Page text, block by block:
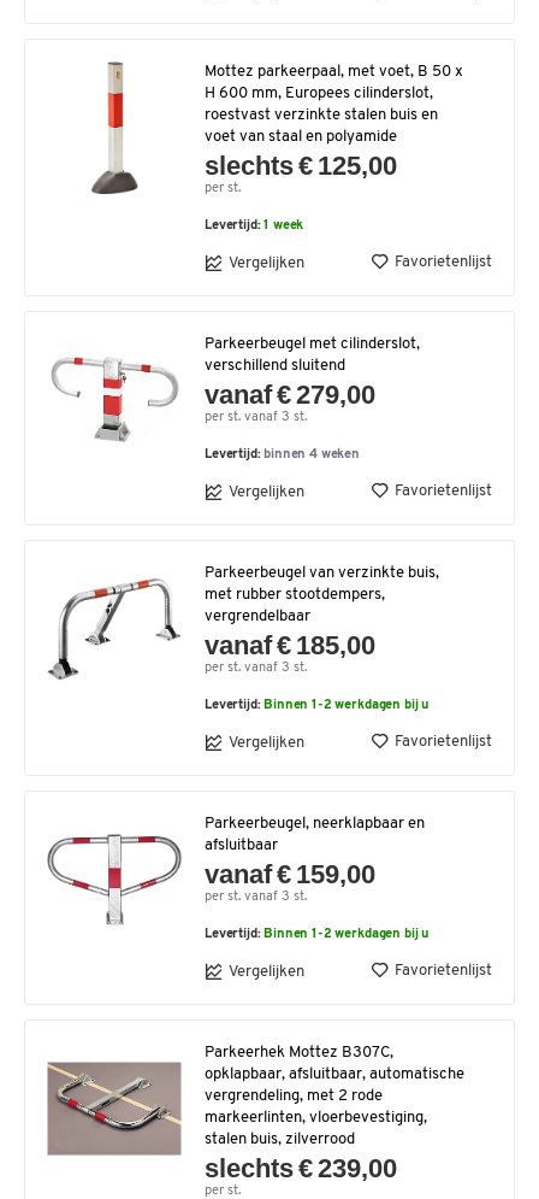
Mottez parkeerpaal, met voet, B 50 x
H 600 mm, Europees cilinderslot,
roestvast verzinkte stalen buis en
voet van staal en polyamide
slechts € 125,00
per st.
Levertijd:1 week
Vergelijken Favorietenlijst
Parkeerbeugel met cilinderslot,
verschillend sluitend
vanaf € 279,00
per st. vanaf 3 st.
Levertijd: binnen 4 weken
Vergelijken Favorietenlijst
Parkeerbeugel van verzinkte buis,
met rubber stootdempers,
vergrendelbaar
vanaf € 185,00
per st. vanaf 3 st.
Levertijd: Binnen 1-2 werkdagen bij u
Vergelijken Favorietenlijst
Parkeerbeugel, neerklapbaar en
afsluitbaar
vanaf € 159,00
per st. vanaf 3 st.
Levertijd: Binnen 1-2 werkdagen bij u
Vergelijken Favorietenlijst
Parkeerhek Mottez B307C,
opklapbaar, afsluitbaar, automatische
vergrendeling, met 2 rode
markeerlinten, vloerbevestiging,
stalen buis, zilverrood
slechts € 239,00
per st.